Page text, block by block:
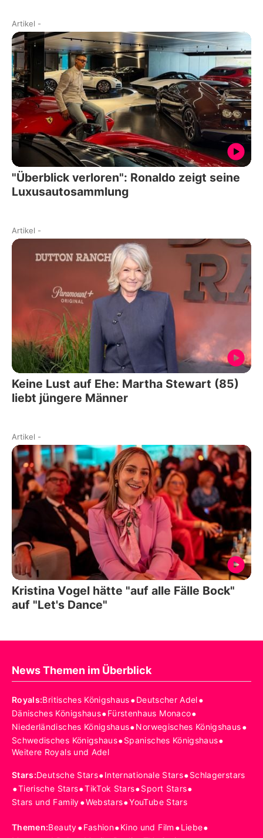
Artikel -
"Überblick verloren": Ronaldo zeigt seine
Luxusautosammlung
Artikel -
Keine Lust auf Ehe: Martha Stewart (85)
liebt jüngere Männer
Artikel -
Kristina Vogel hätte "auf alle Fälle Bock"
auf "Let's Dance"
News Themen im Überblick
Royals:Britisches Königshaus•Deutscher Adel•
Dänisches Königshaus•Fürstenhaus Monaco•
Niederländisches Königshaus•Norwegisches Königshaus•
Schwedisches Königshaus•Spanisches Königshaus•
Weitere Royals und Adel
Stars:Deutsche Stars•Internationale Stars•Schlagerstars
•Tierische Stars•TikTok Stars•Sport Stars•
Stars und Family•Webstars•YouTube Stars
Themen:Beauty•Fashion•Kino und Film •Liebe•